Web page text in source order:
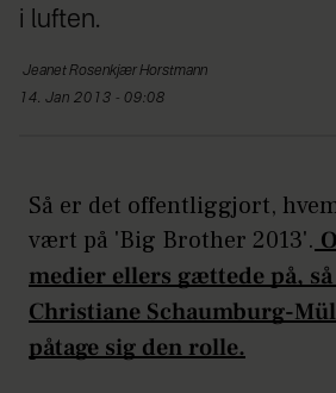
i luften.
Jeanet RosenkjærHorstmann
14. Jan 2013 - 09:08
Så er det offentliggjort,
vært på 'Big Brother 2013'.
medier ellers gættede på,
Christiane Schaumburg-
påtage sig den rolle.